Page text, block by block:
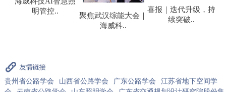
会
云南省公路学会
团有限公司
四川省公路规划勘察设计研究院有限公司
北京市市政工
程设计研究总院有限公司
贵州中南交通科技有限公司
保利长大工程